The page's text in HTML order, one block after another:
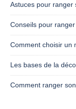
Astuces pour ranger
Conseils pour
Comment choisir un
Les bases de la
Comment ranger